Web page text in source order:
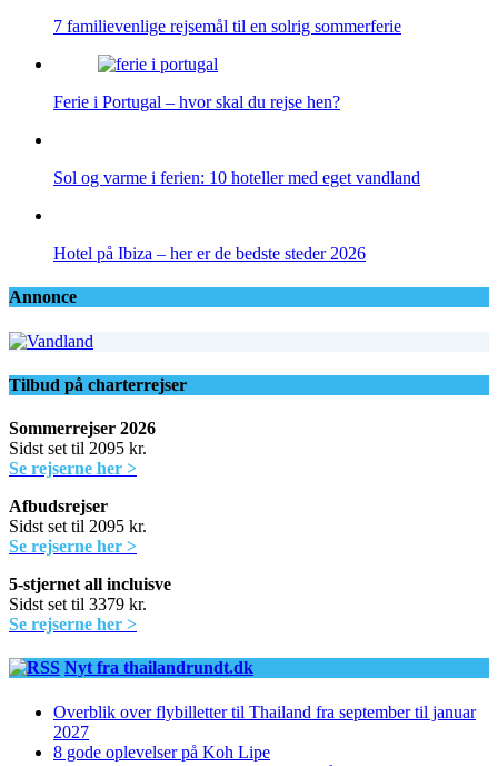
7 familievenlige rejsemål til en solrig sommerferie
Ferie i Portugal – hvor skal du rejse hen?
Sol og varme i ferien: 10 hoteller med eget vandland
Hotel på Ibiza – her er de bedste steder 2026
Annonce
Tilbud på charterrejser
Sommerrejser 2026
Sidst set til 2095 kr.
Se rejserne her >
Afbudsrejser
Sidst set til 2095 kr.
Se rejserne her >
5-stjernet all incluisve
Sidst set til 3379 kr.
Se rejserne her >
Nyt fra thailandrundt.dk
Overblik over flybilletter til Thailand fra september til januar
2027
8 gode oplevelser på Koh Lipe